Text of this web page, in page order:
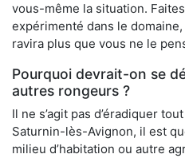
vous-même la situation.
expérimenté dans le
ravira plus que vous ne le
Pourquoi devrait-on se
autres rongeurs ?
Il ne s’agit pas d’éradiquer
Saturnin-lès-Avignon, il est
milieu d’habitation ou autre